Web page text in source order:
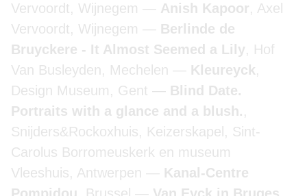
Vervoordt, Wijnegem
Anish Kapoor, Axel
Vervoordt, Wijnegem
Berlinde de
Bruyckere - It Almost Seemed a Lily, Hof
Van Busleyden, Mechelen
Kleureyck,
Design Museum, Gent
Blind Date.
Portraits with a glance and a blush.,
Snijders&Rockoxhuis, Keizerskapel, Sint-
Carolus Borromeuskerk en museum
Vleeshuis, Antwerpen
Kanal-Centre